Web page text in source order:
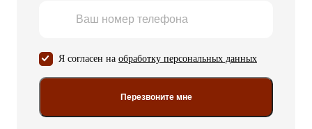
Я согласен на обработку персональных данных
Перезвоните мне